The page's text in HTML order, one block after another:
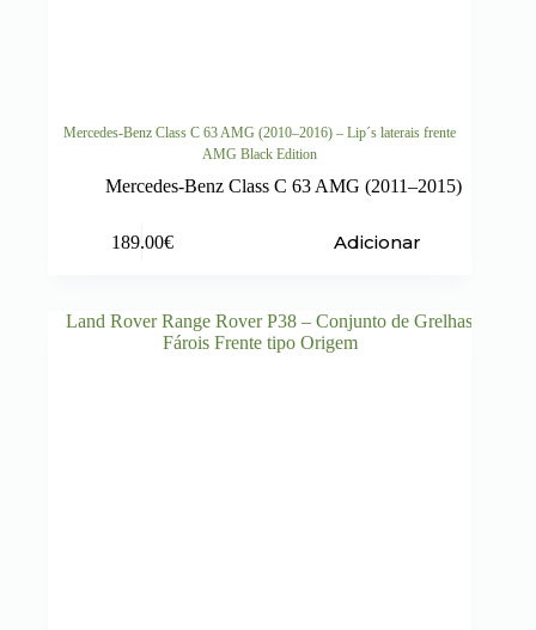
Mercedes-Benz Class C 63 AMG (2010–2016) – Lip´s laterais frente
AMG Black Edition
Mercedes-Benz Class C 63 AMG (2011–2015)
189.00€ Adicionar